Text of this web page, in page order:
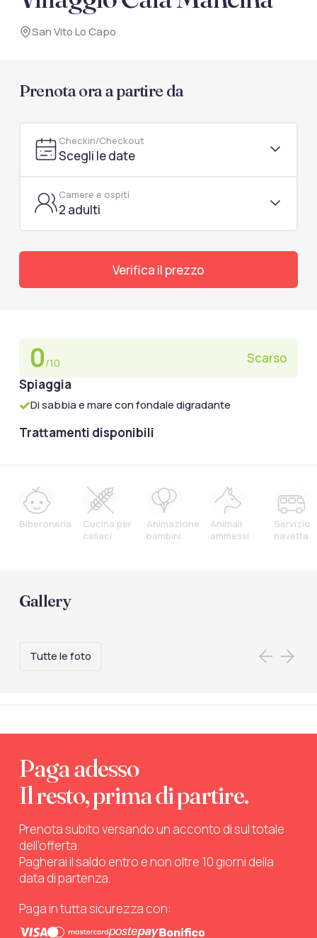
documenti di viaggio.
Accedi / Registrati
San Vito Lo Capo
Prenota ora a partire da
Checkin/Checkout
Scegli le date
Camere e ospiti
2 adulti
Verifica il prezzo
0/10
Scarso
Spiaggia
Di sabbia e mare con fondale digradante
Trattamenti disponibili
Biberoneria
Cucina per
celiaci
Animazione
bambini
Animali
ammessi
Servizio
navetta
Gallery
Tutte le foto
Paga adesso
Il resto, prima di partire.
Prenota subito versando un acconto di sul totale
dell’offerta.
Pagherai il saldo entro e non oltre 10 giorni della
data di partenza.
Paga in tutta sicurezza con: